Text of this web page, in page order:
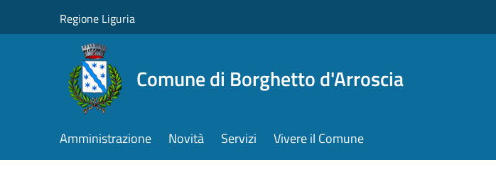
Regione Liguria
Comune di Borghetto d'Arroscia
Amministrazione Novità Servizi Vivere il Comune